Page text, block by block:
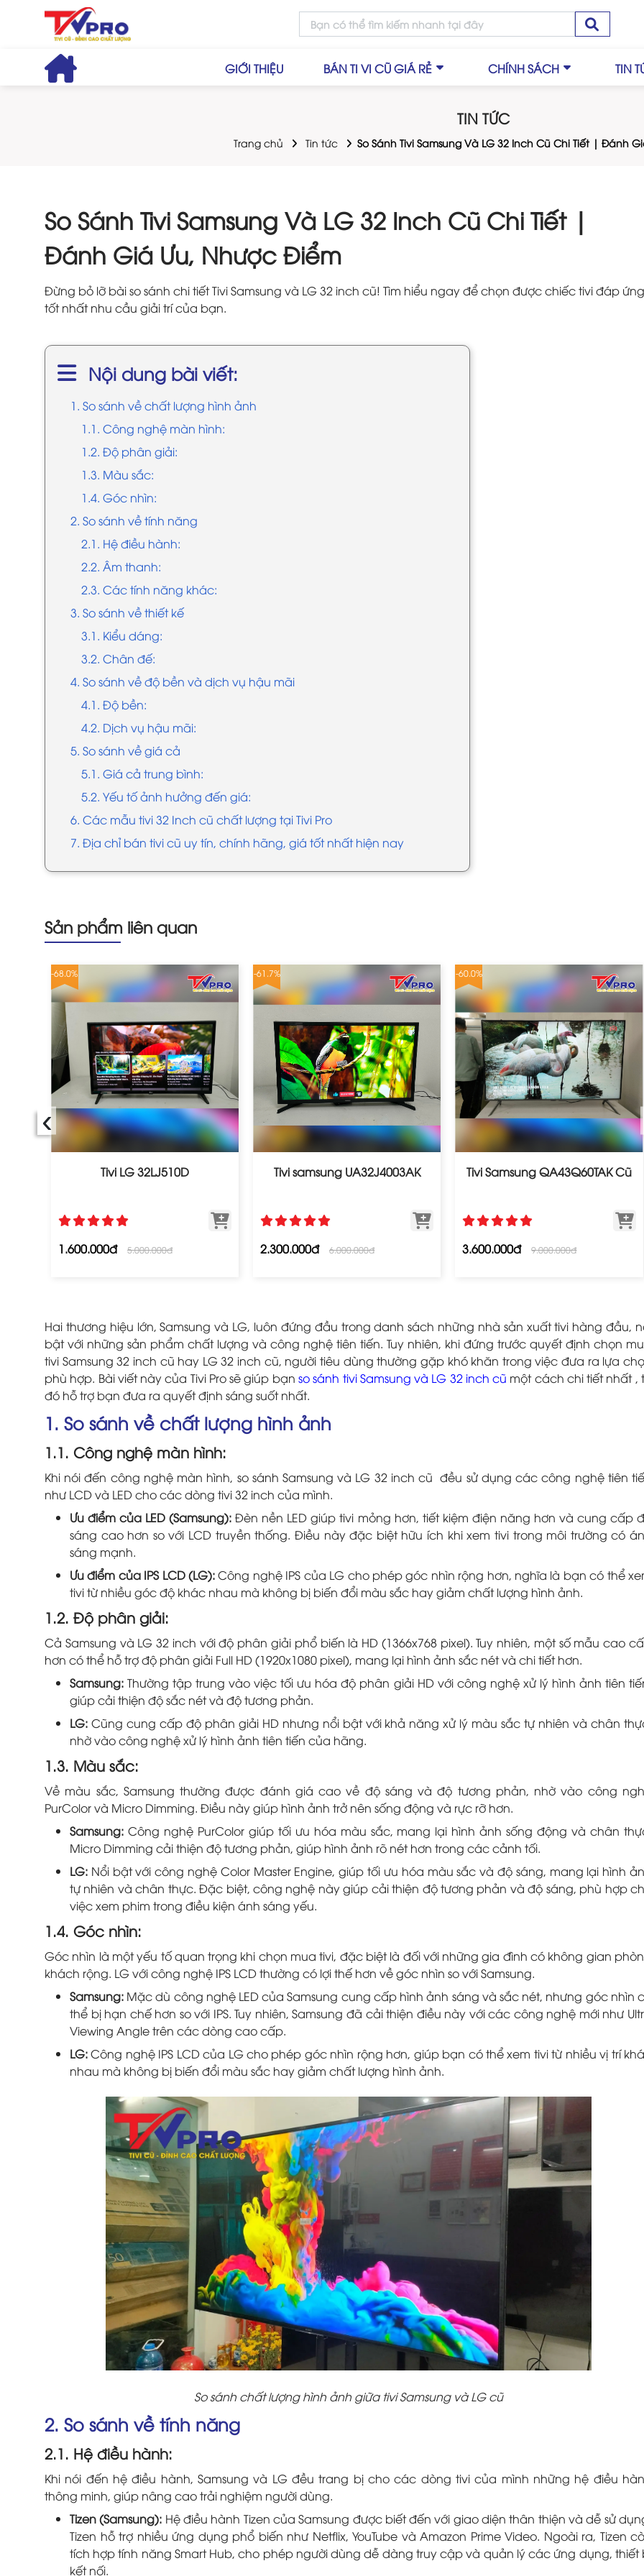
GIỚI THIỆU BÁN TI VI CŨ GIÁ RẺ CHÍNH SÁCH TIN
TIN TỨC
Trang chủ Tin tức So Sánh Tivi Samsung Và LG 32 Inch Cũ Chi Tiết | Đánh
So Sánh Tivi Samsung Và LG 32 Inch Cũ Chi Tiết |
Đánh Giá Ưu, Nhược Điểm
Đừng bỏ lỡ bài so sánh chi tiết Tivi Samsung và LG 32 inch cũ! Tìm hiểu ngay để chọn được chiếc tivi đáp ứng
tốt nhất nhu cầu giải trí của bạn.
Nội dung bài viết:
1. So sánh về chất lượng hình ảnh
1.1. Công nghệ màn hình:
1.2. Độ phân giải:
1.3. Màu sắc:
1.4. Góc nhìn:
2. So sánh về tính năng
2.1. Hệ điều hành:
2.2. Âm thanh:
2.3. Các tính năng khác:
3. So sánh về thiết kế
3.1. Kiểu dáng:
3.2. Chân đế:
4. So sánh về độ bền và dịch vụ hậu mãi
4.1. Độ bền:
4.2. Dịch vụ hậu mãi:
5. So sánh về giá cả
5.1. Giá cả trung bình:
5.2. Yếu tố ảnh hưởng đến giá:
6. Các mẫu tivi 32 Inch cũ chất lượng tại Tivi Pro
7. Địa chỉ bán tivi cũ uy tín, chính hãng, giá tốt nhất hiện nay
Sản phẩm liên quan
-68.0%
Tivi LG 32LJ510D
1.600.000đ 5.000.000đ
-61.7%
Tivi samsung UA32J4003AK
2.300.000đ 6.000.000đ
-60.0%
Tivi Samsung QA43Q60TAK Cũ
3.600.000đ 9.000.000đ
‹
Hai thương hiệu lớn, Samsung và LG, luôn đứng đầu trong danh sách những nhà sản xuất tivi hàng đầu,
bật với những sản phẩm chất lượng và công nghệ tiên tiến. Tuy nhiên, khi đứng trước quyết định chọn
tivi Samsung 32 inch cũ hay LG 32 inch cũ, người tiêu dùng thường gặp khó khăn trong việc đưa ra lựa
phù hợp. Bài viết này của Tivi Pro sẽ giúp bạn so sánh tivi Samsung và LG 32 inch cũ một cách chi tiết nhất ,
đó hỗ trợ bạn đưa ra quyết định sáng suốt nhất.
1. So sánh về chất lượng hình ảnh
1.1. Công nghệ màn hình:
Khi nói đến công nghệ màn hình, so sánh Samsung và LG 32 inch cũ đều sử dụng các công nghệ tiên
như LCD và LED cho các dòng tivi 32 inch của mình.
Ưu điểm của LED (Samsung): Đèn nền LED giúp tivi mỏng hơn, tiết kiệm điện năng hơn và cung cấp
sáng cao hơn so với LCD truyền thống. Điều này đặc biệt hữu ích khi xem tivi trong môi trường có
sáng mạnh.
Ưu điểm của IPS LCD (LG):Công nghệ IPS của LG cho phép góc nhìn rộng hơn, nghĩa là bạn có thể
tivi từ nhiều góc độ khác nhau mà không bị biến đổi màu sắc hay giảm chất lượng hình ảnh.
1.2. Độ phân giải:
Cả Samsung và LG 32 inch với độ phân giải phổ biến là HD (1366x768 pixel). Tuy nhiên, một số mẫu cao
hơn có thể hỗ trợ độ phân giải Full HD (1920x1080 pixel), mang lại hình ảnh sắc nét và chi tiết hơn.
Samsung: Thường tập trung vào việc tối ưu hóa độ phân giải HD với công nghệ xử lý hình ảnh tiên
giúp cải thiện độ sắc nét và độ tương phản.
LG: Cũng cung cấp độ phân giải HD nhưng nổi bật với khả năng xử lý màu sắc tự nhiên và chân
nhờ vào công nghệ xử lý hình ảnh tiên tiến của hãng.
1.3. Màu sắc:
Về màu sắc, Samsung thường được đánh giá cao về độ sáng và độ tương phản, nhờ vào công
PurColor và Micro Dimming. Điều này giúp hình ảnh trở nên sống động và rực rỡ hơn.
Samsung: Công nghệ PurColor giúp tối ưu hóa màu sắc, mang lại hình ảnh sống động và chân
Micro Dimming cải thiện độ tương phản, giúp hình ảnh rõ nét hơn trong các cảnh tối.
LG: Nổi bật với công nghệ Color Master Engine, giúp tối ưu hóa màu sắc và độ sáng, mang lại hình
tự nhiên và chân thực. Đặc biệt, công nghệ này giúp cải thiện độ tương phản và độ sáng, phù hợp
việc xem phim trong điều kiện ánh sáng yếu.
1.4. Góc nhìn:
Góc nhìn là một yếu tố quan trọng khi chọn mua tivi, đặc biệt là đối với những gia đình có không gian
khách rộng. LG với công nghệ IPS LCD thường có lợi thế hơn về góc nhìn so với Samsung.
Samsung: Mặc dù công nghệ LED của Samsung cung cấp hình ảnh sáng và sắc nét, nhưng góc nhìn
thể bị hạn chế hơn so với IPS. Tuy nhiên, Samsung đã cải thiện điều này với các công nghệ mới như
Viewing Angle trên các dòng cao cấp.
LG:Công nghệ IPS LCD của LG cho phép góc nhìn rộng hơn, giúp bạn có thể xem tivi từ nhiều vị trí
nhau mà không bị biến đổi màu sắc hay giảm chất lượng hình ảnh.
So sánh chất lượng hình ảnh giữa tivi Samsung và LG cũ
2. So sánh về tính năng
2.1. Hệ điều hành:
Khi nói đến hệ điều hành, Samsung và LG đều trang bị cho các dòng tivi của mình những hệ điều
thông minh, giúp nâng cao trải nghiệm người dùng.
Tizen (Samsung): Hệ điều hành Tizen của Samsung được biết đến với giao diện thân thiện và dễ sử
Tizen hỗ trợ nhiều ứng dụng phổ biến như Netflix, YouTube và Amazon Prime Video. Ngoài ra, Tizen
tích hợp tính năng Smart Hub, cho phép người dùng dễ dàng truy cập và quản lý các ứng dụng, thiết
kết nối.